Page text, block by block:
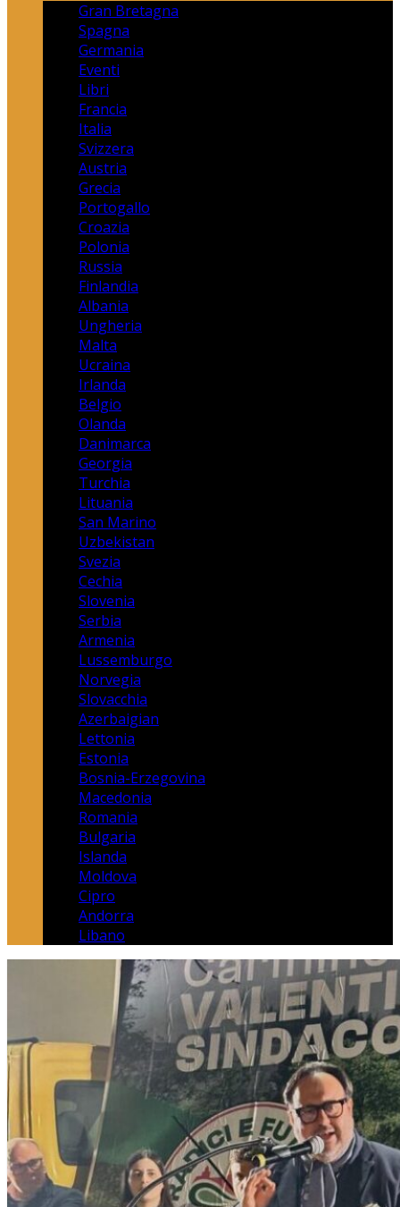
Gran Bretagna
Spagna
Germania
Eventi
Libri
Francia
Italia
Svizzera
Austria
Grecia
Portogallo
Croazia
Polonia
Russia
Finlandia
Albania
Ungheria
Malta
Ucraina
Irlanda
Belgio
Olanda
Danimarca
Georgia
Turchia
Lituania
San Marino
Uzbekistan
Svezia
Cechia
Slovenia
Serbia
Armenia
Lussemburgo
Norvegia
Slovacchia
Azerbaigian
Lettonia
Estonia
Bosnia-Erzegovina
Macedonia
Romania
Bulgaria
Islanda
Moldova
Cipro
Andorra
Libano